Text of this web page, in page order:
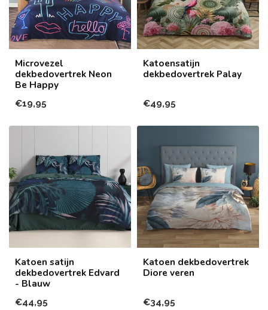
Microvezel
dekbedovertrek Neon
Be Happy
€19,95
Katoensatijn
dekbedovertrek Palay
€49,95
Katoen satijn
dekbedovertrek Edvard
- Blauw
€44,95
Katoen dekbedovertrek
Diore veren
€34,95